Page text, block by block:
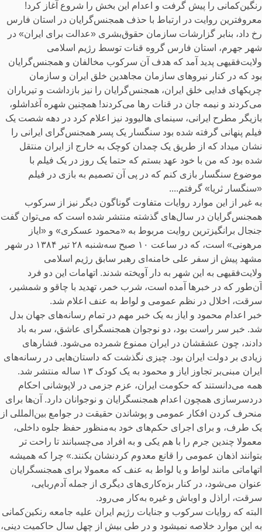
رنگین‌کمانی را پیش گرفت و اعدام‌ این بخش را شروع آغاز کرد!
معروفترین روایت در ارتباط با حذف همجنس‌گرایان در استان فارس
رخ داد، بنابر گزارشات سازمان حقوق‌بشری «عدالت برای ایران» در
شهر جهرم، استان فارس گروه قنات توسط رژیم اسلامی
ولایت‌فقیهی پدید آمد که هدف آن سرکوب مخالفان و همجنس‌گرایان
بود که در کنار نیروهای سازمان مجاهدین خلق ایران و سازمان
چریکهای فدایی خلق ایران، همجنس‌گرایان را نیز بازداشت و تیرباران
می‌کردند و نیمه جان در قنات رها می‌کردند! همچنین شهره آغداشلو،
بازیگر مطرح ایرانی، سینمای هالیوود نیز اعلام کرد در دهه شصت یک
فیلم پنهانی گرفته شده بود سنگسار یک پسر همجنس‌گرای ایرانی را
نشان میداد که از طریق یک چمدان کوچک به خارج از ایران منتقل
شده بود که من با خود عهد بستم که حتما یک روز در یک فیلم با
موضوع سنگسار بازی کنم که در پی آن تصمیم به بازی در فیلم
«سنگسار ثریا» گرفتم....
به غیر از این موارد روایات متفاوت گوناگون دیگر نیز از سرکوب
همجنس‌گرایان در سال‌های گذشته منتشر شده است که می‌توان گفت
جنجال برانگیزترین روایت مربوط به «محمود عسکری» و «ایاز
مرهونی» است، که در ساعت ۱۰ صبح سه‌شنبه ۲۸ تیر ۱۳۸۴ در شهر
مشهد پیش از سفر علی خامنه‌ای رهبر سابق رژیم اسلامی
ولایت‌فقیهی به این شهر به دار آویخته شدند. اتهامات این دو فرد
آن‌طور که در خبرها آمده است، شرب خمر، تهدید با چاقو و شمشیر،
سرقت، اخلال در نظم عمومی و لواط به عنف اعلام شد.
خبر اعدام محمود و ایاز به یک خبر مهم در تمام رسانه‌های جهان بدل
شد. خبر سر راست بود، دو نوجوان همجنسگرای عاشق، سر به باد
دادند، چون عشقشان در ایران ممنوع شمرده می‌شود. فشارهای
زیادی بر دولت ایران بود. چیزی نگذشت که داستان‌هایی در رسانه‌های
ایران مبنی‌بر تجاوز ایاز و محمود به یک کودک ۱۳ ساله منتشر شد.
همه می‌دانستند که حکومت ایران، عزم جزمی در لاپوشانی احکام
دردسر‌سازی همچون اعدام همجنسگرایان و نوجوانان دارد. آن‌ها برای
منحرف کردن افکار عمومی و پوشاندن حقیقت در جوامع بین‌المللی از
یک طرف، و برای اجرای حکم‌های خود به‌منظور حفظ جلوه داخلی،
معمولا چندین جرم را با هم یکی و به افراد می‌چسبانند تا راحت تر
بتوانند اذهان عمومی را قانع معدوم کردنشان بکنند.» چرا که همیشه
اتهاماتی‌ مانند لواط و‌ یا لواط به عنف که معمولا برای همجنسگرایان
عنوان می‌شود، در کنار بزه‌کاری‌های دیگری از جمله آدم‌ربایی،
سرقت، اراذل و اوباش و غیره به‌کار می‌رود.
البته که روایات سرکوب و جنایات رژیم ایران علیه جامعه رنکین‌کمانی
به این موارد خلاصه نمیشود و در طی بیش از چهل سال حاکمیت دینی،